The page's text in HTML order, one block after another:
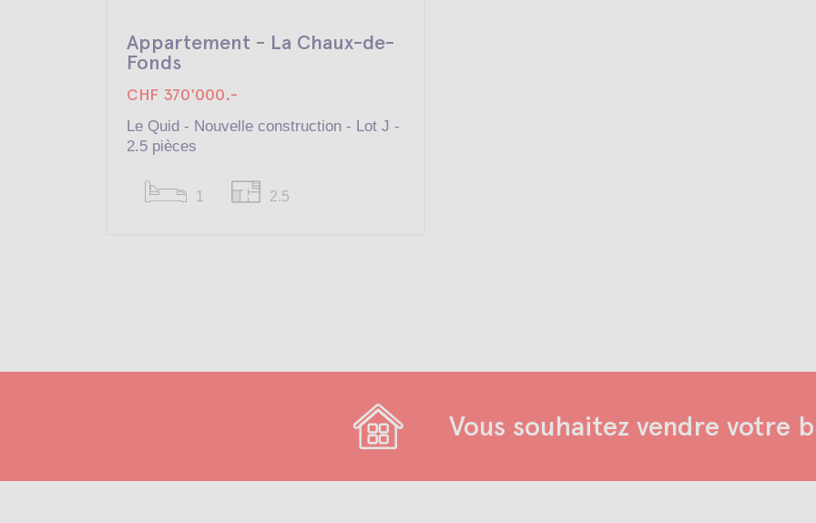
Appartement - La Chaux-de-
Fonds
CHF 370'000.-
Le Quid - Nouvelle construction - Lot J -
2.5 pièces
1 2.5
Vous souhaitez vendre votre